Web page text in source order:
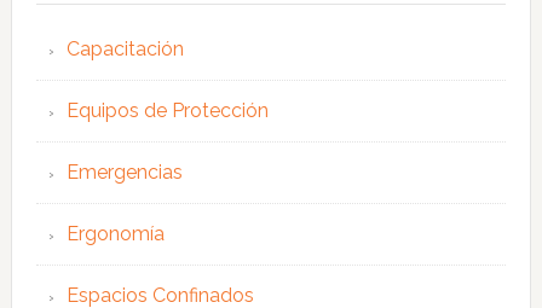
Capacitación
Equipos de Protección
Emergencias
Ergonomía
Espacios Confinados